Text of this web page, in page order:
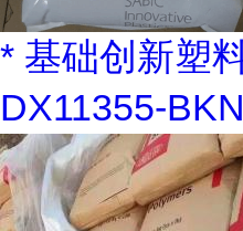
* 基础创新塑
DX11355-